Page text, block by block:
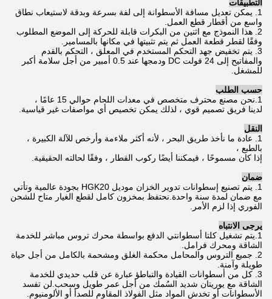
التطبيقات
1. يمكن تعديل مسافة الأسطوانة إلى لفة بسرعة وبدقة لاستيعاب نطاق
واسع من أقطار قطع العمل.
2. هذا النموذج مع اثنين من البكرات قابلة للحركة إلى الموضع المطلوب
وفقًا لقطر قطعة العمل ثم يتم تثبيتها في مكانها بالمسامير.
3. يتم تخفيض جهد التحكم المستخدم في المعلق ، التحكم بالقدم
والمفاتيح إلى 24 فولت DC ودمجها عند 0.5 أمبير من أجل سلامة أكبر
للمشغل.
حسب الطلب
1.نحن مصنع محترف متخصص في معدات اللحام حوالي 15 عامًا ،
لدينا فريق تصميم قوي ، لذلك يمكن تخصيص أي مواصفات غير قياسية.
النقل
1. عادة ما نأخذ طريق البحر ، لأنه أكثر ملاءمة وأرخص للآلة الكبيرة ،
بالطبع ،
إذا كان مسموحًا ، فيمكننا أيضًا ركوب القطار ، وفقًا لحالته الحقيقية.
ضمان
1. يتم تصنيع إسطوانات تدوير الخزان موديل HGK20 بجودة عالمية وتأتي
مع ضمان لمدة سنة واحدة.نحتفظ بمخزون كامل لقطع الغيار متاح للشحن
الفوري إذا لزم الأمر.
يرجى الانتباه
1. يتم تشغيل كلتا أسطوانتي الدفع بواسطة محرك تروس مباشر للخدمة
الشاقة ومحرك فرامل.
2. جميع التروس والمحامل محكمة الغلق ومشحمة بالكامل من أجل حياة
طويلة وآمنة.
3. كل من أسطوانات القيادة والتباطؤ عبارة عن قلب حديدي للخدمة
الشاقة مع يوريتان شديد السُمك من أجل عمر طويل وسحب.لن تفسد
الأسطوانات أو تخدش المواد مثل الفولاذ المقاوم للصدأ أو الألومنيوم.